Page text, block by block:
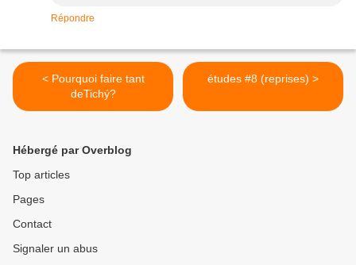
Répondre
< Pourquoi faire tant
deTichý?
études #8 (reprises) >
Hébergé par Overblog
Top articles
Pages
Contact
Signaler un abus